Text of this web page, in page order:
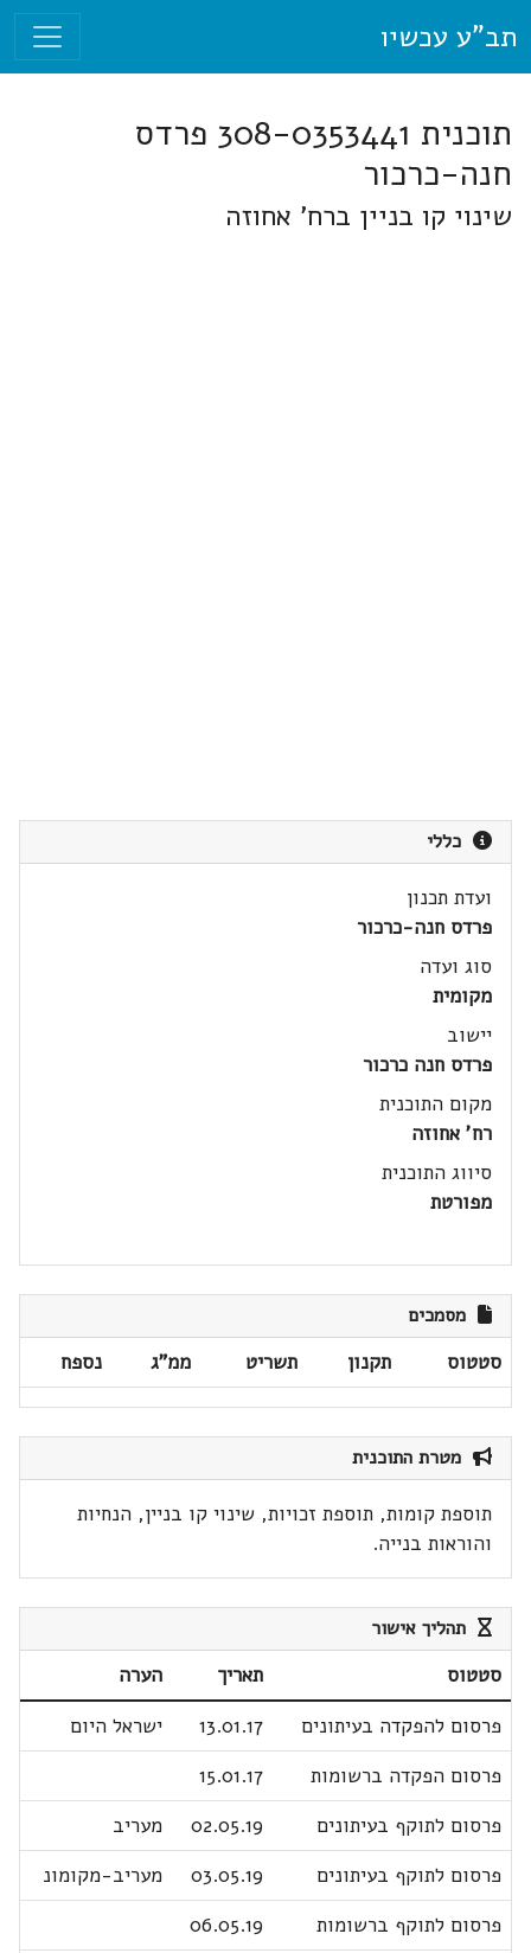
תב"ע עכשיו
תוכנית 308-0353441 פרדס
חנה-כרכור
שינוי קו בניין ברח' אחוזה
כללי
ועדת תכנון
פרדס חנה-כרכור
סוג ועדה
מקומית
יישוב
פרדס חנה כרכור
מקום התוכנית
רח' אחוזה
סיווג התוכנית
מפורטת
מסמכים
סטטוס תקנון תשריט ממ"ג נספח
מטרת התוכנית
תוספת קומות, תוספת זכויות, שינוי קו בניין, הנחיות
והוראות בנייה.
תהליך אישור
סטטוס תאריך
הערה
פרסום להפקדה בעיתונים
13.01.17
ישראל היום
פרסום הפקדה ברשומות
15.01.17
פרסום לתוקף בעיתונים
02.05.19
מעריב
פרסום לתוקף בעיתונים
03.05.19
מעריב-מקומונ
פרסום לתוקף ברשומות
06.05.19